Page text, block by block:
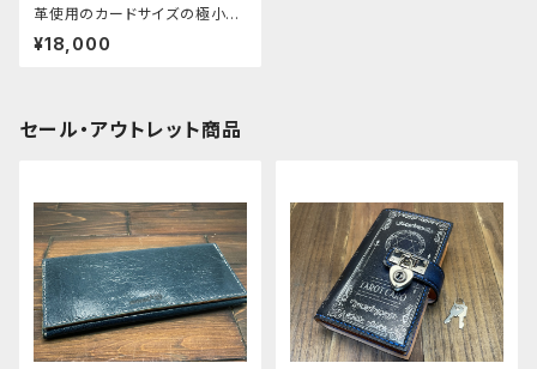
革使用のカードサイズの極小ミ
ニ財布
¥18,000
セール・アウトレット商品